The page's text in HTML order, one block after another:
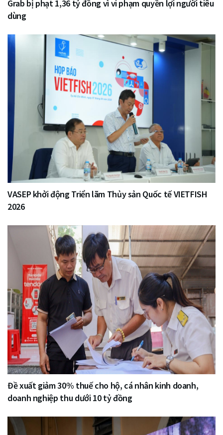
Grab bị phạt 1,36 tỷ đồng vì vi phạm quyền lợi người tiêu
dùng
VASEP khởi động Triển lãm Thủy sản Quốc tế VIETFISH
2026
Đề xuất giảm 30% thuế cho hộ, cá nhân kinh doanh,
doanh nghiệp thu dưới 10 tỷ đồng